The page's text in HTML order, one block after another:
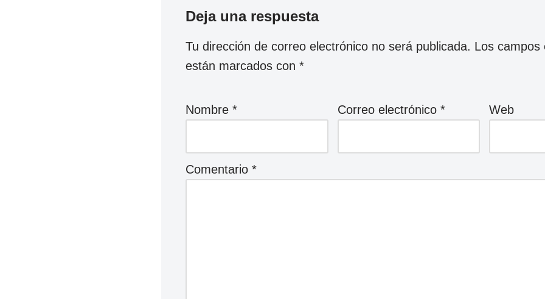
Deja una respuesta
Tu dirección de correo electrónico no será publicada. Los campos
están marcados con*
Nombre* Correo electrónico * Web
Comentario*